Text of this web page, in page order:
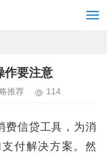
作要注意
推荐 114
费信贷工具，为消
付解决方案。然